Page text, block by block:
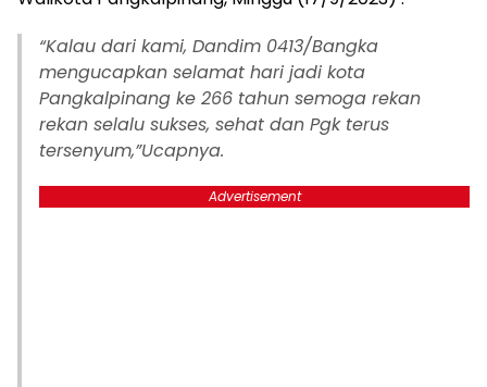
“Kalau dari kami, Dandim 0413/Bangka
mengucapkan selamat hari jadi kota
Pangkalpinang ke 266 tahun semoga rekan
rekan selalu sukses, sehat dan Pgk terus
tersenyum,”Ucapnya.
Advertisement